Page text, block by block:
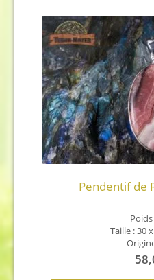
Pendentif de
Poids
Taille : 30